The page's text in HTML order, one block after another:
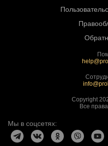
Copyright
Все
Мы в соцсетях: